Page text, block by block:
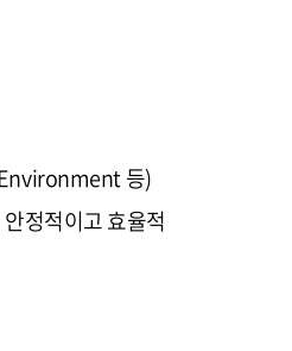
등)
정적이고 효율적